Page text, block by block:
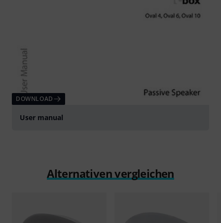
DOWNLOAD
User manual
Alternativen vergleichen